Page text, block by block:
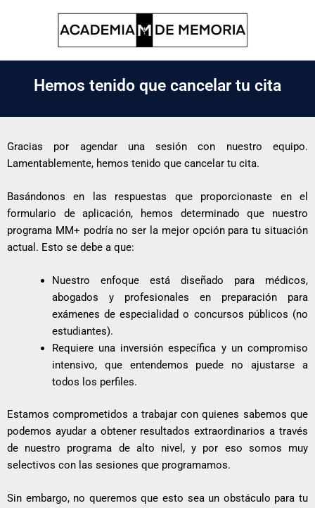
Hemos tenido que cancelar tu cita
Gracias por agendar una sesión con nuestro equipo.
Lamentablemente, hemos tenido que cancelar tu cita.
Basándonos en las respuestas que proporcionaste en el
formulario de aplicación, hemos determinado que nuestro
programa MM+ podría no ser la mejor opción para tu situación
actual. Esto se debe a que:
Nuestro enfoque está diseñado para médicos,
abogados y profesionales en preparación para
exámenes de especialidad o concursos públicos (no
estudiantes).
Requiere una inversión específica y un compromiso
intensivo, que entendemos puede no ajustarse a
todos los perfiles.
Estamos comprometidos a trabajar con quienes sabemos que
podemos ayudar a obtener resultados extraordinarios a través
de nuestro programa de alto nivel, y por eso somos muy
selectivos con las sesiones que programamos.
Sin embargo, no queremos que esto sea un obstáculo para tu